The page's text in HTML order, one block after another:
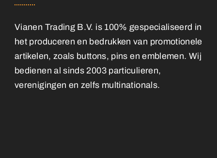
Vianen Trading B.V. is 100% gespecialiseerd in
het produceren en bedrukken van promotionele
artikelen, zoals buttons, pins en emblemen. Wij
bedienen al sinds 2003 particulieren,
verenigingen en zelfs multinationals.